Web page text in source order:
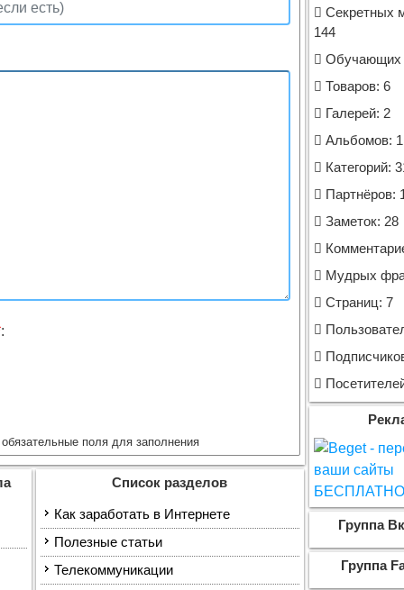
:
поля для заполнения
Список разделов
Как заработать в Интернете
Полезные статьи
Телекоммуникации
Секретных
144
Обучающих
Товаров: 6
Галерей: 2
Альбомов: 1
Категорий:
Партнёров:
Заметок: 28
Мудрых
Страниц: 7
Группа
Группа